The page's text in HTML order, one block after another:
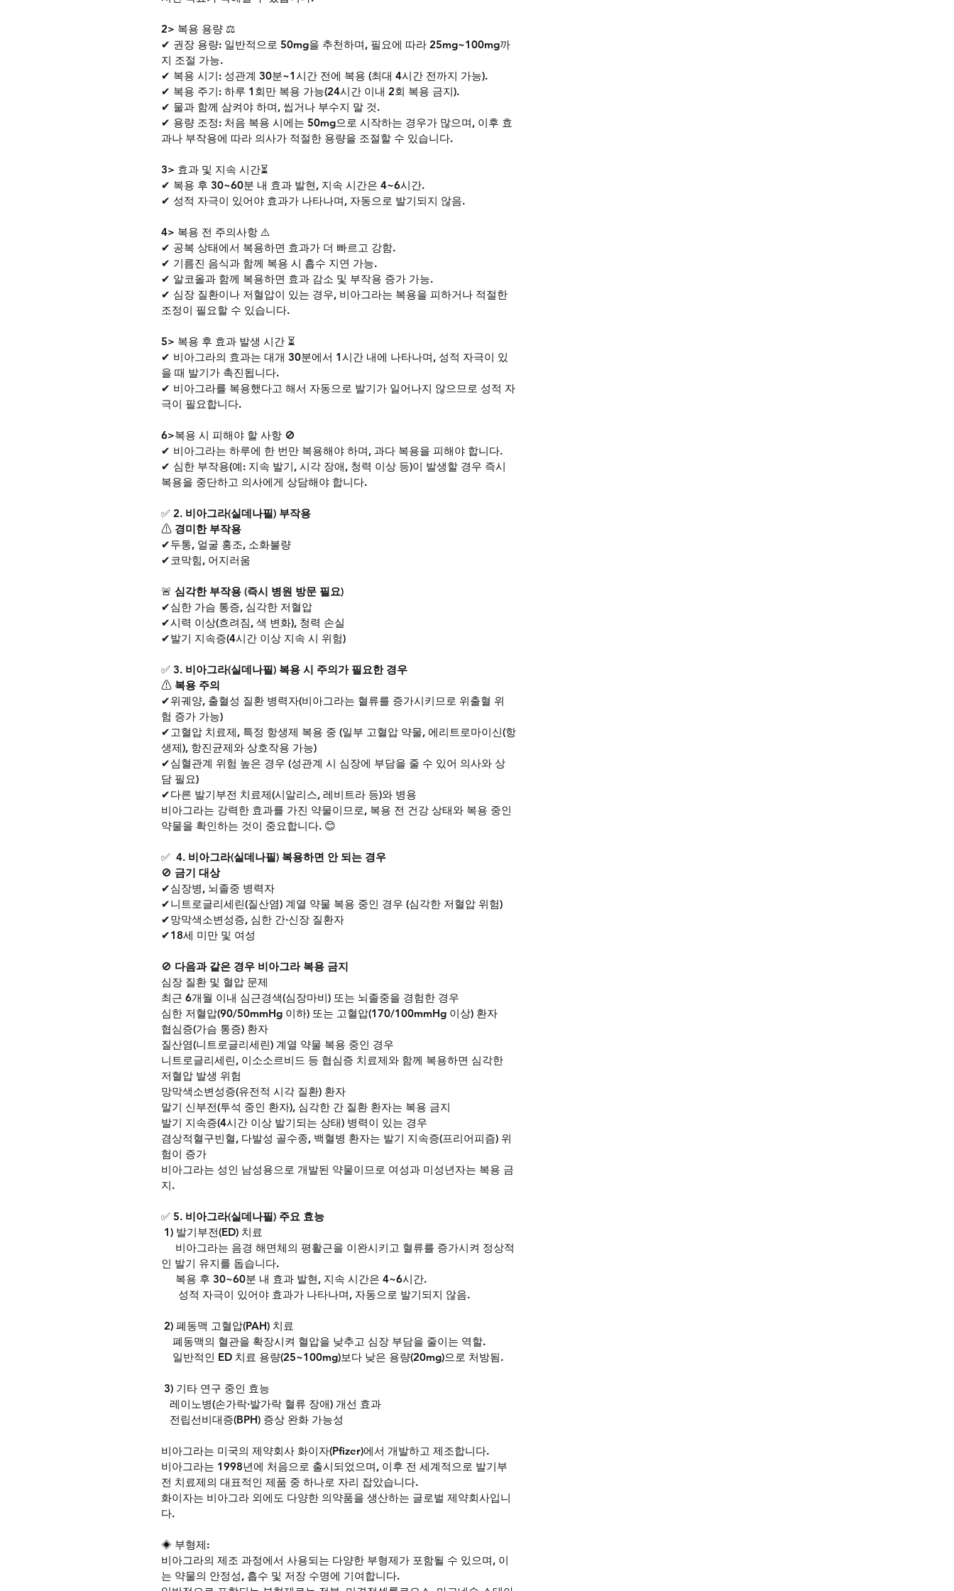
2> 복용 용량 ⚖️
✔ 권장 용량: 일반적으로 50mg을 추천하며, 필요에 따라 25mg~100mg까
지 조절 가능.
✔ 복용 시기: 성관계 30분~1시간 전에 복용 (최대 4시간 전까지 가능).
✔ 복용 주기: 하루 1회만 복용 가능(24시간 이내 2회 복용 금지).
✔ 물과 함께 삼켜야 하며, 씹거나 부수지 말 것.
✔ 용량 조정: 처음 복용 시에는 50mg으로 시작하는 경우가 많으며, 이후 효
과나 부작용에 따라 의사가 적절한 용량을 조절할 수 있습니다.
3> 효과 및 지속 시간⏳
✔ 복용 후 30~60분 내 효과 발현, 지속 시간은 4~6시간.
✔ 성적 자극이 있어야 효과가 나타나며, 자동으로 발기되지 않음.
4> 복용 전 주의사항 ⚠️
✔ 공복 상태에서 복용하면 효과가 더 빠르고 강함.
✔ 기름진 음식과 함께 복용 시 흡수 지연 가능.
✔ 알코올과 함께 복용하면 효과 감소 및 부작용 증가 가능.
✔ 심장 질환이나 저혈압이 있는 경우, 비아그라는 복용을 피하거나 적절한
조정이 필요할 수 있습니다.
5> 복용 후 효과 발생 시간 ⏳
✔ 비아그라의 효과는 대개 30분에서 1시간 내에 나타나며, 성적 자극이 있
을 때 발기가 촉진됩니다.
✔ 비아그라를 복용했다고 해서 자동으로 발기가 일어나지 않으므로 성적 자
극이 필요합니다.
6>복용 시 피해야 할 사항 🚫
✔ 비아그라는 하루에 한 번만 복용해야 하며, 과다 복용을 피해야 합니다.
✔ 심한 부작용(예: 지속 발기, 시각 장애, 청력 이상 등)이 발생할 경우 즉시
복용을 중단하고 의사에게 상담해야 합니다.
✅ 2. 비아그라(실데나필) 부작용
⚠ 경미한 부작용
✔두통, 얼굴 홍조, 소화불량
✔코막힘, 어지러움
🚨 심각한 부작용 (즉시 병원 방문 필요)
✔심한 가슴 통증, 심각한 저혈압
✔시력 이상(흐려짐, 색 변화), 청력 손실
✔발기 지속증(4시간 이상 지속 시 위험)
✅ 3. 비아그라(실데나필) 복용 시 주의가 필요한 경우
⚠ 복용 주의
✔위궤양, 출혈성 질환 병력자(비아그라는 혈류를 증가시키므로 위출혈 위
험 증가 가능)
✔고혈압 치료제, 특정 항생제 복용 중 (일부 고혈압 약물, 에리트로마이신(항
생제), 항진균제와 상호작용 가능)
✔심혈관계 위험 높은 경우 (성관계 시 심장에 부담을 줄 수 있어 의사와 상
담 필요)
✔다른 발기부전 치료제(시알리스, 레비트라 등)와 병용
비아그라는 강력한 효과를 가진 약물이므로, 복용 전 건강 상태와 복용 중인
약물을 확인하는 것이 중요합니다. 😊
✅ 4. 비아그라(실데나필) 복용하면 안 되는 경우
🚫 금기 대상
✔심장병, 뇌졸중 병력자
✔니트로글리세린(질산염) 계열 약물 복용 중인 경우 (심각한 저혈압 위험)
✔망막색소변성증, 심한 간·신장 질환자
✔18세 미만 및 여성
🚫 다음과 같은 경우 비아그라 복용 금지
심장 질환 및 혈압 문제
최근 6개월 이내 심근경색(심장마비) 또는 뇌졸중을 경험한 경우
심한 저혈압(90/50mmHg 이하) 또는 고혈압(170/100mmHg 이상) 환자
협심증(가슴 통증) 환자
질산염(니트로글리세린) 계열 약물 복용 중인 경우
니트로글리세린, 이소소르비드 등 협심증 치료제와 함께 복용하면 심각한
저혈압 발생 위험
망막색소변성증(유전적 시각 질환) 환자
말기 신부전(투석 중인 환자), 심각한 간 질환 환자는 복용 금지
발기 지속증(4시간 이상 발기되는 상태) 병력이 있는 경우
겸상적혈구빈혈, 다발성 골수종, 백혈병 환자는 발기 지속증(프리어피즘) 위
험이 증가
비아그라는 성인 남성용으로 개발된 약물이므로 여성과 미성년자는 복용 금
지.
✅ 5. 비아그라(실데나필) 주요 효능
1) 발기부전(ED) 치료
비아그라는 음경 해면체의 평활근을 이완시키고 혈류를 증가시켜 정상적
인 발기 유지를 돕습니다.
복용 후 30~60분 내 효과 발현, 지속 시간은 4~6시간.
성적 자극이 있어야 효과가 나타나며, 자동으로 발기되지 않음.
2) 폐동맥 고혈압(PAH) 치료
폐동맥의 혈관을 확장시켜 혈압을 낮추고 심장 부담을 줄이는 역할.
일반적인 ED 치료 용량(25~100mg)보다 낮은 용량(20mg)으로 처방됨.
3) 기타 연구 중인 효능
레이노병(손가락·발가락 혈류 장애) 개선 효과
전립선비대증(BPH) 증상 완화 가능성
비아그라는 미국의 제약회사 화이자(Pfizer)에서 개발하고 제조합니다.
비아그라는 1998년에 처음으로 출시되었으며, 이후 전 세계적으로 발기부
전 치료제의 대표적인 제품 중 하나로 자리 잡았습니다.
화이자는 비아그라 외에도 다양한 의약품을 생산하는 글로벌 제약회사입니
다.
◈ 부형제:
비아그라의 제조 과정에서 사용되는 다양한 부형제가 포함될 수 있으며, 이
는 약물의 안정성, 흡수 및 저장 수명에 기여합니다.